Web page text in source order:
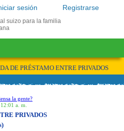
Registrarse
sesión
suizo para la familia
DE PRÉSTAMO ENTRE PRIVADOS
la gente?
a. m.
PRIVADOS